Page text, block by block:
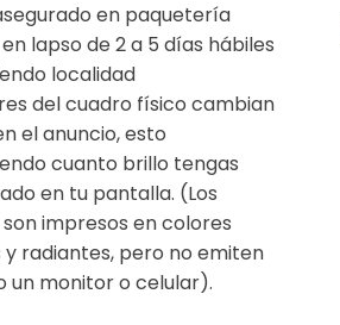
en paquetería
lapso de 2 a 5 días hábiles
localidad
del cuadro físico cambian
el anuncio, esto
cuanto brillo tengas
en tu pantalla. (Los
impresos en colores
y radiantes, pero no emiten
un monitor o celular).